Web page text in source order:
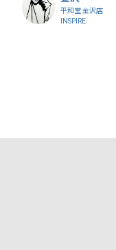
平和堂 金沢店
INSPIRE